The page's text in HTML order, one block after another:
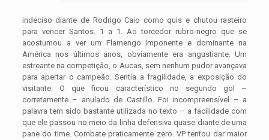
indeciso diante de Rodrigo Caio como quis e chutou rasteiro
para vencer Santos. 1 a 1. Ao torcedor rubro-negro que se
acostumou a ver um Flamengo imponente e dominante na
América nos últimos anos, obviamente era angustiante. Um
estreante na competição, o Aucas, sem nenhum pudor avançava
para apertar o campeão. Sentia a fragilidade, a exposição do
visitante. O que ficou característico no segundo gol –
corretamente – anulado de Castillo. Foi incompreensível – a
palavra tem sido bastante utilizada no texto – a facilidade com
que ele passou no meio da linha defensiva quase diante de uma
pane do time. Combate praticamente zero. VP tentou dar maior